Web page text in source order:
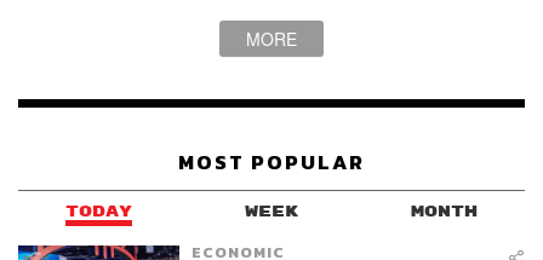
MORE
MOST POPULAR
TODAY WEEK MONTH
ECONOMIC